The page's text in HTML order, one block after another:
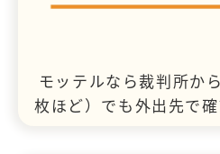
モッテルなら裁判所か
枚ほど）でも外出先で確